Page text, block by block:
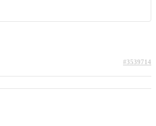
#3539714